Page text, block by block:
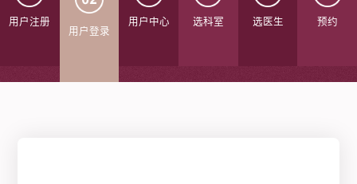
用户注册
用户登录
用户中心 选科室 选医生 预约